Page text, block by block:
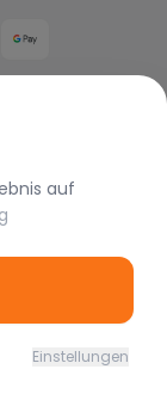
Maserati
auf
Einstellungen